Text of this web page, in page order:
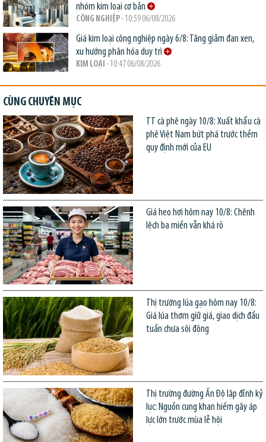
nhóm kim loại cơ bản
CÔNG NGHIỆP- 10:59 06/08/2026
Giá kim loại công nghiệp ngày 6/8: Tăng giảm đan xen,
xu hướng phân hóa duy trì
KIM LOẠI - 10:47 06/08/2026
CÙNG CHUYÊN MỤC
TT cà phê ngày 10/8: Xuất khẩu cà
phê Việt Nam bứt phá trước thềm
quy định mới của EU
Giá heo hơi hôm nay 10/8: Chênh
lệch ba miền vẫn khá rõ
Thị trường lúa gạo hôm nay 10/8:
Giá lúa thơm giữ giá, giao dịch đầu
tuần chưa sôi động
Thị trường đường Ấn Độ lập đỉnh kỷ
lục: Nguồn cung khan hiếm gây áp
lực lớn trước mùa lễ hội